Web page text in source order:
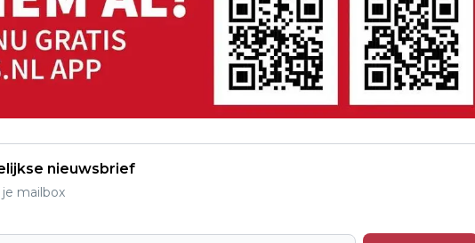
nieuwsbrief
mailbox